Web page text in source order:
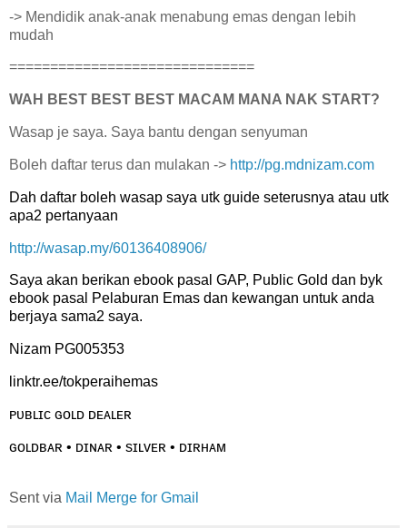
-> Mendidik anak-anak menabung emas dengan lebih
mudah
==============================
WAH BEST BEST BEST MACAM MANA NAK START?
Wasap je saya. Saya bantu dengan senyuman
Boleh daftar terus dan mulakan -> http://pg.mdnizam.com
Dah daftar boleh wasap saya utk guide seterusnya atau utk
apa2 pertanyaan
http://wasap.my/60136408906/
Saya akan berikan ebook pasal GAP, Public Gold dan byk
ebook pasal Pelaburan Emas dan kewangan untuk anda
berjaya sama2 saya.
Nizam PG005353
linktr.ee/tokperaihemas
ᴘᴜʙʟɪᴄ ɢᴏʟᴅ ᴅᴇᴀʟᴇʀ
ɢᴏʟᴅʙᴀʀ • ᴅɪɴᴀʀ • sɪʟᴠᴇʀ • ᴅɪʀʜᴀᴍ
Sent via Mail Merge for Gmail